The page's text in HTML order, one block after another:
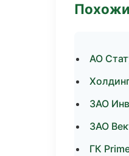
АО
ЗАО
ЗАО
ГК